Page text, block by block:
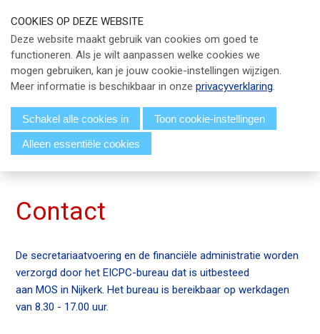
J
m
p
t
o
Our Phone Number:
033 - 247 34 66 Our Email Address:
info@eicpc.nl
Menu
Contact
De secretariaatvoering en de financiële administratie worden
verzorgd door het EICPC-bureau dat is uitbesteed
aan MOS in Nijkerk. Het bureau is bereikbaar op werkdagen
van 8.30 - 17.00 uur.
Actueel
Public Controlling
Permanente Educatie
TPC Online
Voor Leden
Lid Worden
Inloggen
COOKIES OP DEZE WEBSITE
Deze website maakt gebruik van cookies om goed te
functioneren. Als je wilt aanpassen welke cookies we
mogen gebruiken, kan je jouw cookie-instellingen wijzigen.
Meer informatie is beschikbaar in onze privacyverklaring.
Schakel alle cookies in Toon cookie-instellingen
Alleen essentiële cookies